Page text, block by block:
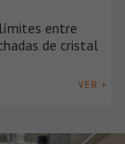
entre
de cristal
VER +